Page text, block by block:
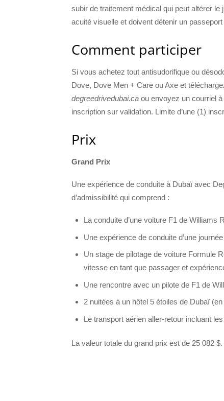
subir de traitement médical qui peut altérer
acuité visuelle et doivent détenir un passeport
Comment participer
Si vous achetez tout antisudorifique ou
Dove, Dove Men + Care ou Axe et
degreedrivedubai.ca ou envoyez un courriel à
inscription sur validation. Limite d’une (1)
Prix
Grand Prix
Une expérience de conduite à Dubaï avec
d’admissibilité qui comprend :
La conduite d’une voiture F1 de Williams
Une expérience de conduite d’une journée
Un stage de pilotage de voiture Formule
vitesse en tant que passager et
Une rencontre avec un pilote de F1 de
2 nuitées à un hôtel 5 étoiles de Dubaï
Le transport aérien aller-retour incluant
La valeur totale du grand prix est de 25 082 $.